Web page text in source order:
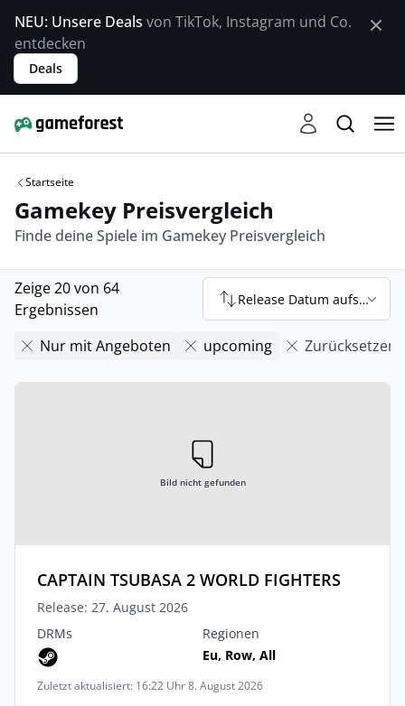
NEU: Unsere Deals von TikTok, Instagram und Co.
entdecken
Deals
Startseite
Gamekey Preisvergleich
Finde deine Spiele im Gamekey Preisvergleich
Zeige 20 von 64
Ergebnissen
Release Datum aufsteigend
Nur mit Angeboten upcoming Zurücksetzen
Bild nicht gefunden
CAPTAIN TSUBASA 2 WORLD FIGHTERS
Release: 27. August 2026
DRMs
Regionen
Eu, Row, All
Zuletzt aktualisiert: 16:22 Uhr 8. August 2026